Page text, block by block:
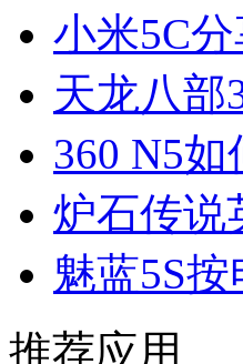
小米5C
天龙八部
360 N5
炉石传说
魅蓝5S
推荐应用